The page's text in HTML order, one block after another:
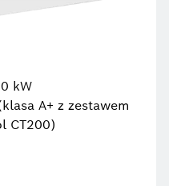
kW
A+ z zestawem
CT200)